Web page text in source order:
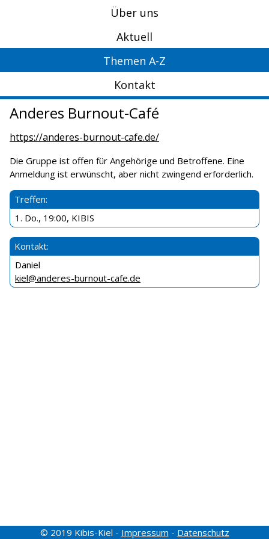
Über uns
Aktuell
Themen A-Z
Kontakt
Anderes Burnout-Café
https://anderes-burnout-cafe.de/
Die Gruppe ist offen für Angehörige und Betroffene. Eine
Anmeldung ist erwünscht, aber nicht zwingend erforderlich.
Treffen:
1. Do., 19:00, KIBIS
Kontakt:
Daniel
kiel@anderes-burnout-cafe.de
© 2019 Kibis-Kiel - Impressum - Datenschutz